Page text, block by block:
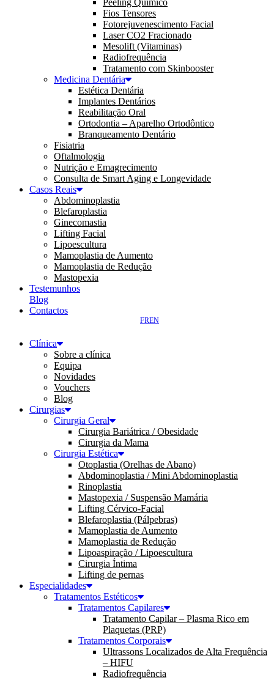
Fios Tensores
Fotorejuvenescimento Facial
Laser CO2 Fracionado
Mesolift (Vitaminas)
Radiofrequência
Tratamento com Skinbooster
Medicina Dentária
Estética Dentária
Implantes Dentários
Reabilitação Oral
Ortodontia – Aparelho Ortodôntico
Branqueamento Dentário
Fisiatria
Oftalmologia
Nutrição e Emagrecimento
Consulta de Smart Aging e Longevidade
Casos Reais
Abdominoplastia
Blefaroplastia
Ginecomastia
Lifting Facial
Lipoescultura
Mamoplastia de Aumento
Mamoplastia de Redução
Mastopexia
Testemunhos
Blog
Contactos
EN
FR
Clínica
Sobre a clínica
Equipa
Novidades
Vouchers
Blog
Cirurgias
Cirurgia Geral
Cirurgia Bariátrica / Obesidade
Cirurgia da Mama
Cirurgia Estética
Otoplastia (Orelhas de Abano)
Abdominoplastia / Mini Abdominoplastia
Rinoplastia
Mastopexia / Suspensão Mamária
Lifting Cérvico-Facial
Blefaroplastia (Pálpebras)
Mamoplastia de Aumento
Mamoplastia de Redução
Lipoaspiração / Lipoescultura
Cirurgia Íntima
Lifting de pernas
Especialidades
Tratamentos Estéticos
Tratamentos Capilares
Tratamento Capilar – Plasma Rico em
Plaquetas (PRP)
Tratamentos Corporais
Ultrassons Localizados de Alta Frequência
– HIFU
Radiofrequência